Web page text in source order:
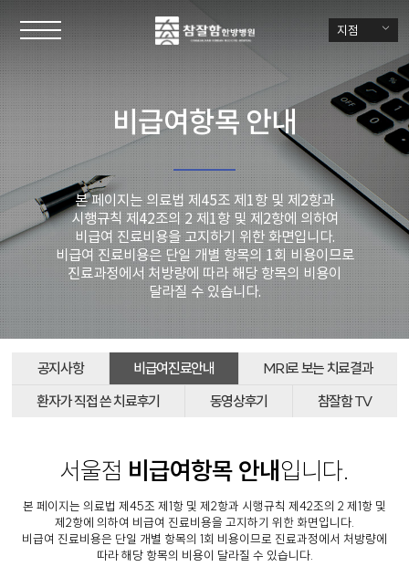
지점
비급여항목 안내
본 페이지는 의료법 제45조 제1항 및 제2항과
시행규칙 제42조의 2 제1항 및 제2항에 의하여
비급여 진료비용을 고지하기 위한 화면입니다.
비급여 진료비용은 단일 개별 항목의 1회 비용이므로
진료과정에서 처방량에 따라 해당 항목의 비용이
달라질 수 있습니다.
공지사항 비급여진료안내
MRI로 보는 치료결과
환자가 직접 쓴 치료후기
동영상후기 참잘함 TV
서울점 비급여항목 안내입니다.
본 페이지는 의료법 제45조 제1항 및 제2항과 시행규칙 제42조의 2 제1항 및
제2항에 의하여 비급여 진료비용을 고지하기 위한 화면입니다.
비급여 진료비용은 단일 개별 항목의 1회 비용이므로 진료과정에서 처방량에
따라 해당 항목의 비용이 달라질 수 있습니다.